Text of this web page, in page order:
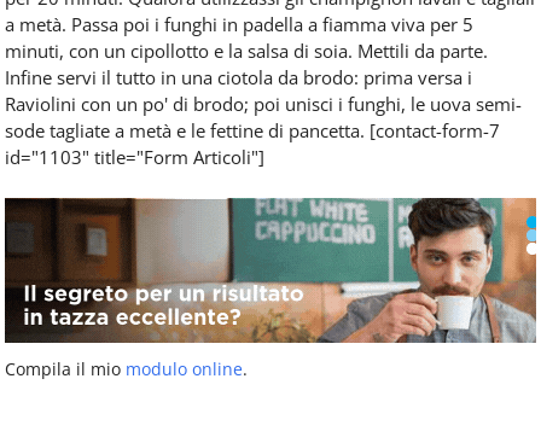
a metà. Passa poi i funghi in padella a fiamma viva per 5
minuti, con un cipollotto e la salsa di soia. Mettili da parte.
Infine servi il tutto in una ciotola da brodo: prima versa i
Raviolini con un po' di brodo; poi unisci i funghi, le uova semi-
sode tagliate a metà e le fettine di pancetta. [contact-form-7
id="1103" title="Form Articoli"]
Compila il mio modulo online.